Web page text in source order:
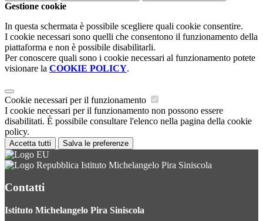
Gestione cookie
In questa schermata è possibile scegliere quali cookie consentire.
I cookie necessari sono quelli che consentono il funzionamento della
piattaforma e non è possibile disabilitarli.
Per conoscere quali sono i cookie necessari al funzionamento potete
visionare la COOKIE POLICY.
Cookie necessari per il funzionamento
I cookie necessari per il funzionamento non possono essere
disabilitati. È possibile consultare l'elenco nella pagina della cookie
policy.
Accetta tutti Salva le preferenze
Istituto Michelangelo Pira Siniscola
Contatti
Istituto Michelangelo Pira Siniscola